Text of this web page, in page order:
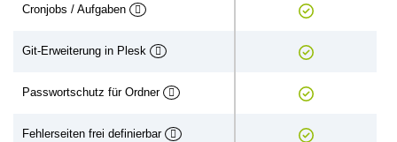
Cronjobs / Aufgaben
Git-Erweiterung in Plesk
Passwortschutz für Ordner
Fehlerseiten frei definierbar